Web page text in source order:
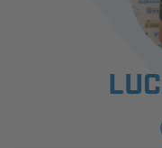
SPIELBETRIEB &
AUSBILDUNG &